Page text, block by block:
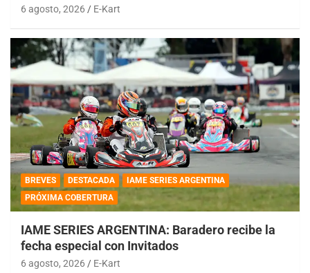
6 agosto, 2026 E-Kart
BREVES DESTACADA
IAME SERIES ARGENTINA
PRÓXIMA COBERTURA
IAME SERIES ARGENTINA: Baradero recibe la
fecha especial con Invitados
6 agosto, 2026 E-Kart